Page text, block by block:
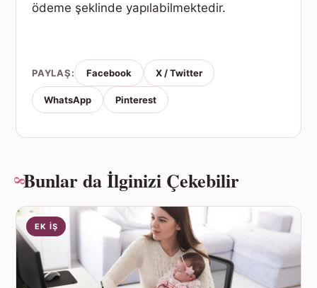
ödeme şeklinde yapılabilmektedir.
PAYLAŞ: Facebook X / Twitter
WhatsApp Pinterest
Bunlar da İlginizi Çekebilir
EK İŞ